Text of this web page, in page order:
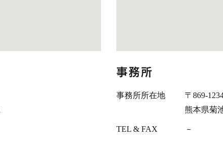
事務所
事務所所在地
〒869-
熊本県菊
TEL & FAX －